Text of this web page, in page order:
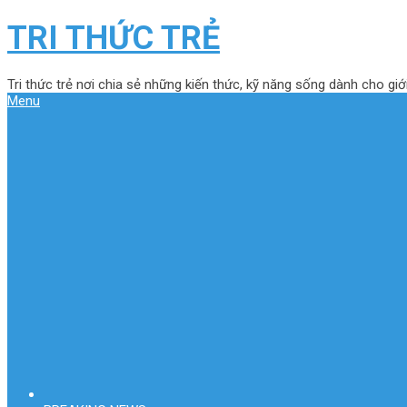
TRI THỨC TRẺ
Tri thức trẻ nơi chia sẻ những kiến thức, kỹ năng sống dành cho
Menu